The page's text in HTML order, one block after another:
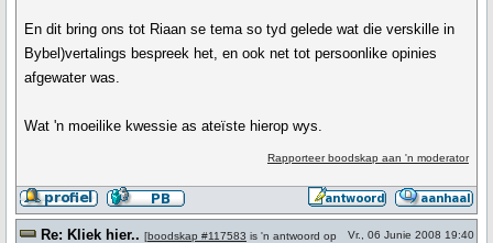
En dit bring ons tot Riaan se tema so tyd gelede wat die verskille in
Bybel)vertalings bespreek het, en ook net tot persoonlike opinies
afgewater was.
Wat 'n moeilike kwessie as ateïste hierop wys.
Rapporteer boodskap aan 'n moderator
Re: Kliek hier.. [boodskap #117583 is 'n antwoord op
Vr., 06 Junie 2008 19:40